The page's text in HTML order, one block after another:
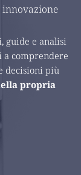
guide e analisi
a comprendere
decisioni più
propria